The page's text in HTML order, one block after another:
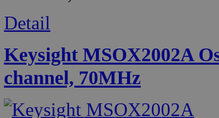
Detail
Keysight MSOX2002A
channel, 70MHz